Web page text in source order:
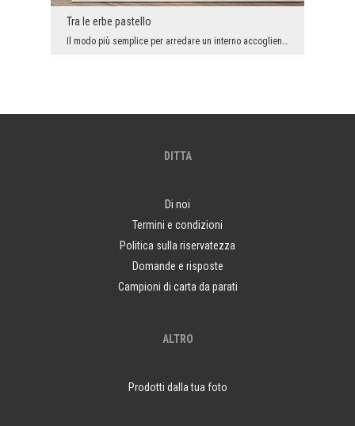
Tra le erbe pastello
Il modo più semplice per arredare un interno accogliente e d'atmosfera è utilizzare i colori crem...
DITTA
Di noi
Termini e condizioni
Politica sulla riservatezza
Domande e risposte
Campioni di carta da parati
ALTRO
Prodotti dalla tua foto